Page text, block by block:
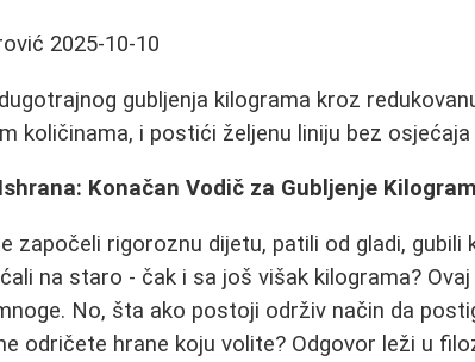
2025-10-10
gubljenja kilograma kroz
količinama, i postići željenu liniju bez osjećaja
Konačan Vodič za Gubljenje
započeli rigoroznu dijetu, patili od gladi, gubili
na staro - čak i sa još višak kilograma?
No, šta ako postoji održiv način da
odričete hrane koju volite? Odgovor leži u